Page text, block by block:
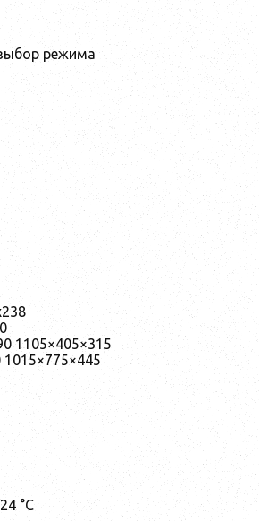
режима
1105×405×315
°C